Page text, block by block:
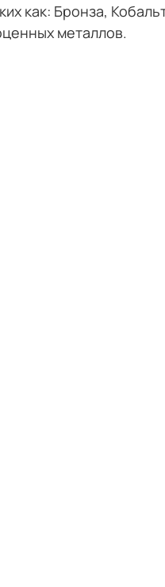
как: Бронза,
металлов.